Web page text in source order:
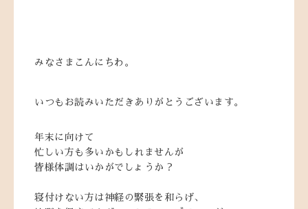
みなさまこんにちわ。
いつもお読みいただきありがとうございます。
年末に向けて
忙しい方も多いかもしれませんが
皆様体調はいかがでしょうか？
寝付けない方は神経の緊張を和らげ、